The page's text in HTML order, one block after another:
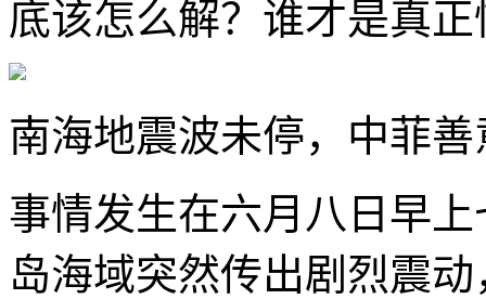
底该怎么解？谁才是真
南海地震波未停，中菲
事情发生在六月八日早
岛海域突然传出剧烈震